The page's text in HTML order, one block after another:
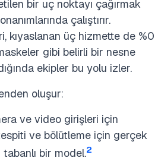
bir uç noktayı çağırmak
çalıştırır.
kıyaslanan üç hizmette de %0
gibi belirli bir nesne
ekipler bu yolu izler.
oluşur:
ve video girişleri için
ve bölütleme için gerçek
bir model.2